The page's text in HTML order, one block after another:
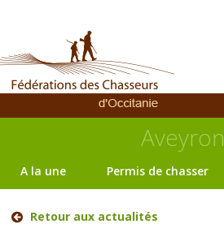
Aveyron
A la une Permis de chasser
Retour aux actualités